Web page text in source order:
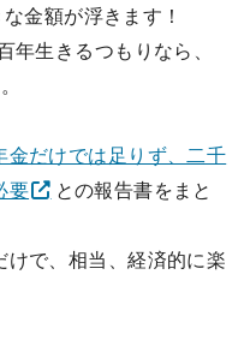
金額が浮きます！
生きるつもりなら、
金だけでは足りず、二千
要
との報告書をまと
けで、相当、経済的に楽